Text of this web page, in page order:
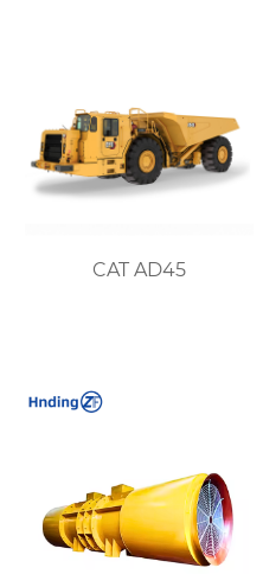
CAT AD45